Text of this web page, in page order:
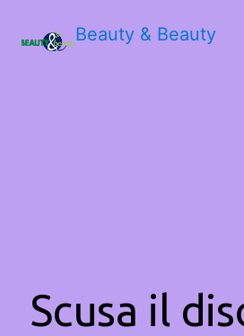
Beauty & Beauty
Scusa il